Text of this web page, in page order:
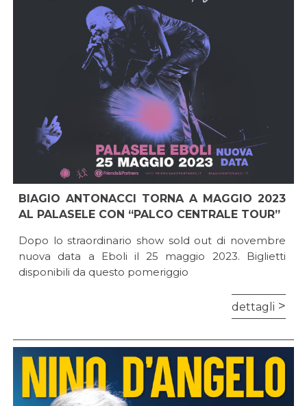
BIAGIO ANTONACCI TORNA A MAGGIO 2023
AL PALASELE CON “PALCO CENTRALE TOUR”
Dopo lo straordinario show sold out di novembre
nuova data a Eboli il 25 maggio 2023. Biglietti
disponibili da questo pomeriggio
dettagli